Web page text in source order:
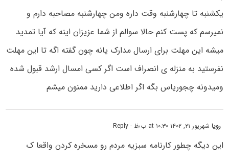
یکشنبه تا چهارشنبه وقت داره ومن چهارشنبه مصاحبه دارم و
نمیرسم که پست کنم حالا سوالم از شما عزیزان اینه که آیا تمدید
میشه این مهلت برای ارسال مدارک یانه چون گفته اگه تا این مهلت
نفرستید به منزله ی انصراف است اگر کسی امسال ارشد قبول شده
ومیدونه چجوریاس بگه اگر اطلاعی دارید ممنون میشم
رویاشهریور ۲۱, ۱۴۰۲ at ۱۰:۳۰ ب٫ظ - Reply
این دیگه چطور کارنامه سبزیه مردم رو مسخره کردن واقعا ک